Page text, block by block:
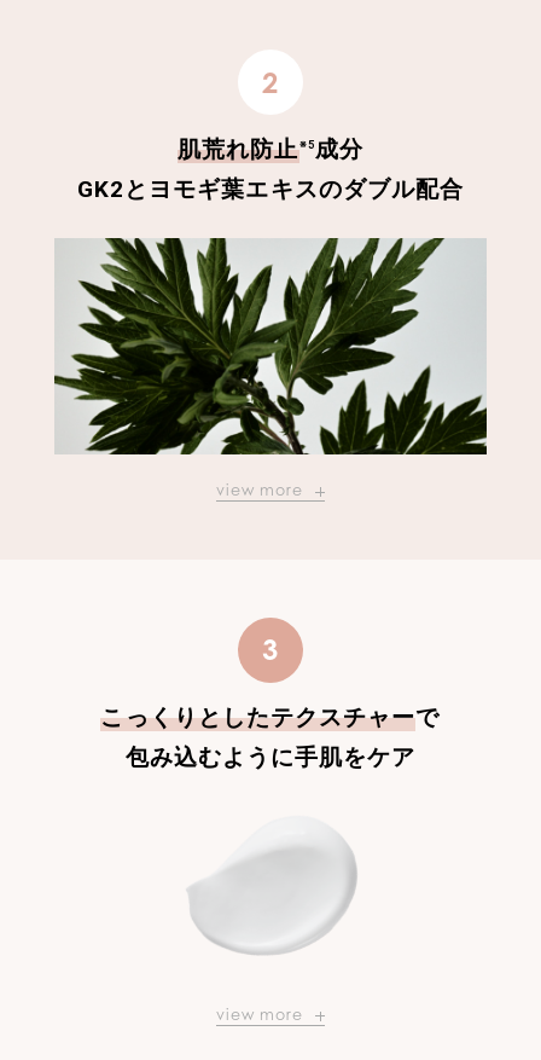
2
肌荒れ防止※5成分
GK2とヨモギ葉エキスのダブル配合
view more
3
こっくりとしたテクスチャーで
包み込むように手肌をケア
view more